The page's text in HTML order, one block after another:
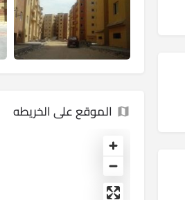
الموقع على الخريطه